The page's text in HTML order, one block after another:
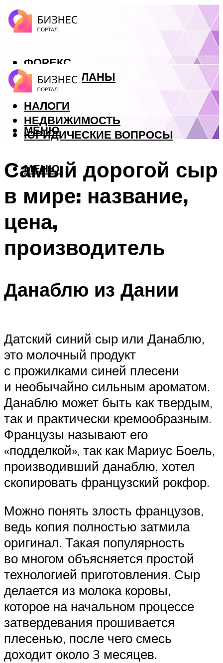
ФОРЕКС
БИЗНЕС ПЛАНЫ
КРЕДИТЫ
НАЛОГИ
НЕДВИЖИМОСТЬ
ЮРИДИЧЕСКИЕ ВОПРОСЫ
МЕНЮ
МЕНЮ
Самый дорогой сыр
в мире: название,
цена,
производитель
Данаблю из Дании
Датский синий сыр или Данаблю,
это молочный продукт
с прожилками синей плесени
и необычайно сильным ароматом.
Данаблю может быть как твердым,
так и практически кремообразным.
Французы называют его
«подделкой», так как Мариус Боель,
производивший данаблю, хотел
скопировать французский рокфор.
Можно понять злость французов,
ведь копия полностью затмила
оригинал. Такая популярность
во многом объясняется простой
технологией приготовления. Сыр
делается из молока коровы,
которое на начальном процессе
затвердевания прошивается
плесенью, после чего смесь
доходит около 3 месяцев.